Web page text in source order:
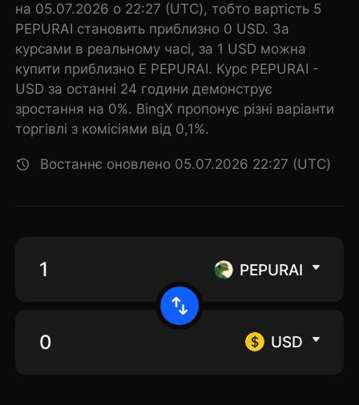
на 05.07.2026 о 22:27 (UTC), тобто вартість 5
PEPURAI становить приблизно 0 USD. За
курсами в реальному часі, за 1 USD можна
купити приблизно E PEPURAI. Курс PEPURAI -
USD за останні 24 години демонструє
зростання на 0%. BingX пропонує різні варіанти
торгівлі з комісіями від 0,1%.
Востаннє оновлено 05.07.2026 22:27 (UTC)
PEPURAI
USD